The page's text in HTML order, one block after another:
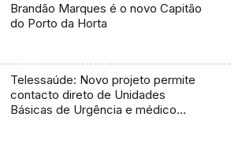
Brandão Marques é o novo Capitão
do Porto da Horta
Telessaúde: Novo projeto permite
contacto direto de Unidades
Básicas de Urgência e médico